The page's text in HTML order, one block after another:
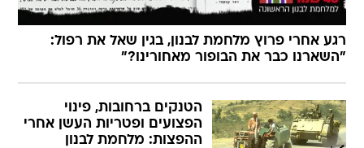
רגע אחרי פרוץ מלחמת לבנון, בגין שאל את רפול:
"השארנו כבר את הבופור מאחורינו?"
הטנקים ברחובות, פינוי
הפצועים ופטריות העשן אחרי
ההפצות: מלחמת לבנון